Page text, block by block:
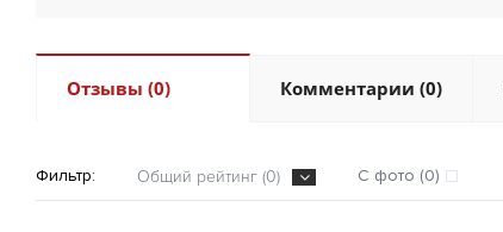
Отзывы (0) Комментарии (0)
Фильтр: Общий рейтинг (0) С фото (0)